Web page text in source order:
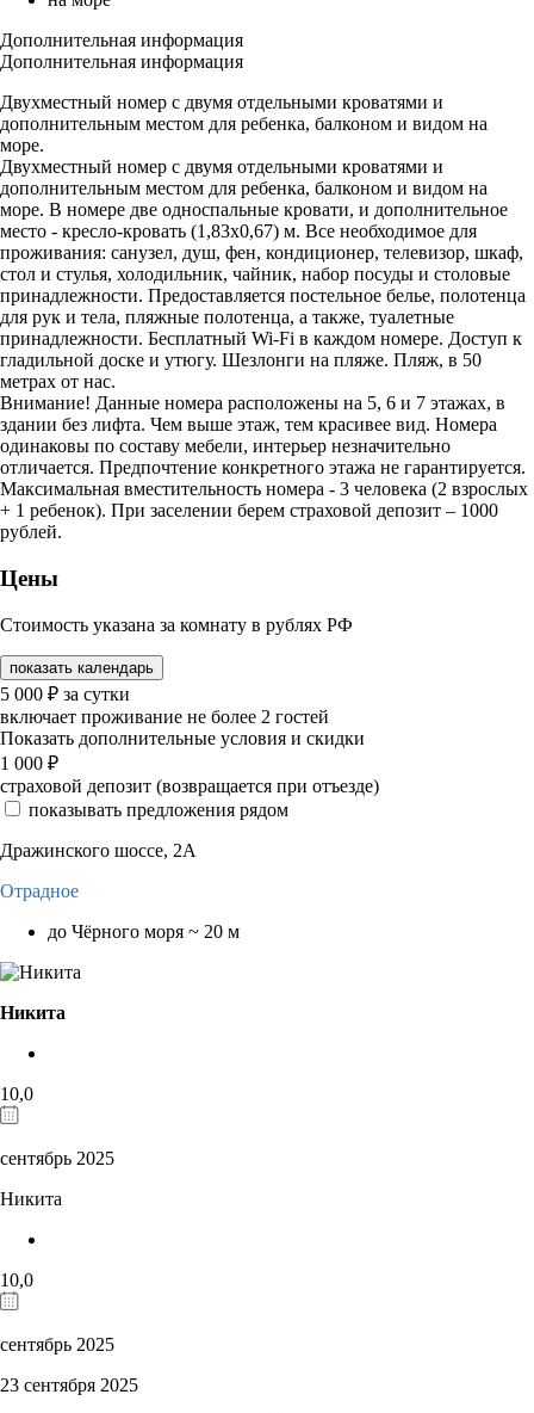
Дополнительная информация
Дополнительная информация
Двухместный номер с двумя отдельными кроватями и
дополнительным местом для ребенка, балконом и видом на
море.
Двухместный номер с двумя отдельными кроватями и
дополнительным местом для ребенка, балконом и видом на
море. В номере две односпальные кровати, и дополнительное
место - кресло-кровать (1,83х0,67) м. Все необходимое для
проживания: санузел, душ, фен, кондиционер, телевизор, шкаф,
стол и стулья, холодильник, чайник, набор посуды и столовые
принадлежности. Предоставляется постельное белье, полотенца
для рук и тела, пляжные полотенца, а также, туалетные
принадлежности. Бесплатный Wi-Fi в каждом номере. Доступ к
гладильной доске и утюгу. Шезлонги на пляже. Пляж, в 50
метрах от нас.
Внимание! Данные номера расположены на 5, 6 и 7 этажах, в
здании без лифта. Чем выше этаж, тем красивее вид. Номера
одинаковы по составу мебели, интерьер незначительно
отличается. Предпочтение конкретного этажа не гарантируется.
Максимальная вместительность номера - 3 человека (2 взрослых
+ 1 ребенок). При заселении берем страховой депозит – 1000
рублей.
Цены
Стоимость указана за комнату в рублях РФ
показать календарь
5 000 ₽ за сутки
включает проживание не более 2 гостей
Показать дополнительные условия и скидки
1 000 ₽
страховой депозит (возвращается при отъезде)
показывать предложения рядом
Дражинского шоссе, 2А
Отрадное
до Чёрного моря ~ 20 м
Никита
10,0
сентябрь 2025
Никита
10,0
сентябрь 2025
23 сентября 2025